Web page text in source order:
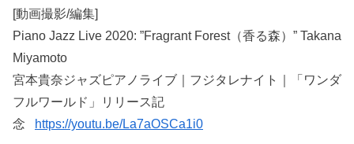
[動画撮影/編集]
Piano Jazz Live 2020: ”Fragrant Forest（香る森）” Takana
Miyamoto
宮本貴奈ジャズピアノライブ｜フジタレナイト｜「ワンダ
フルワールド」リリース記
念
https://youtu.be/La7aOSCa1i0